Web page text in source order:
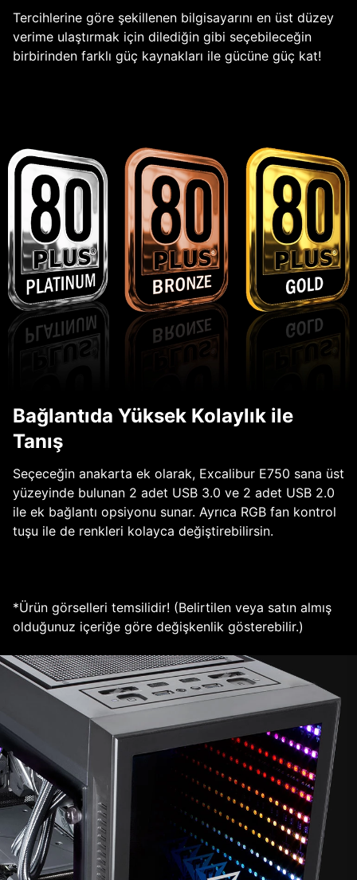
Tercihlerine göre şekillenen bilgisayarını en üst düzey
verime ulaştırmak için dilediğin gibi seçebileceğin
birbirinden farklı güç kaynakları ile gücüne güç kat!
Bağlantıda Yüksek Kolaylık ile
Tanış
Seçeceğin anakarta ek olarak, Excalibur E750 sana üst
yüzeyinde bulunan 2 adet USB 3.0 ve 2 adet USB 2.0
ile ek bağlantı opsiyonu sunar. Ayrıca RGB fan kontrol
tuşu ile de renkleri kolayca değiştirebilirsin.
*Ürün görselleri temsilidir! (Belirtilen veya satın almış
olduğunuz içeriğe göre değişkenlik gösterebilir.)